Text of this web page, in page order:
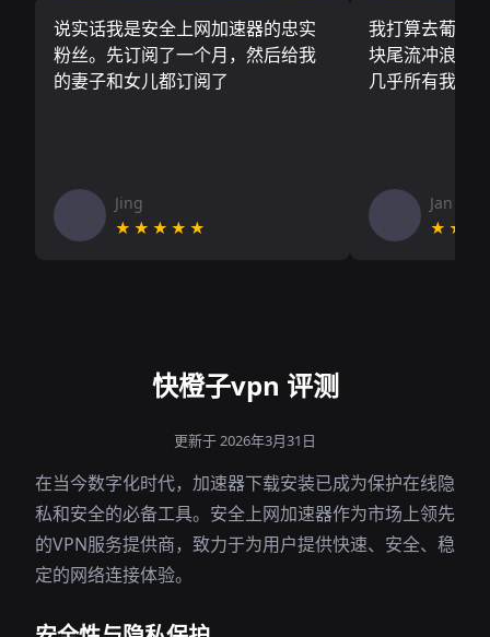
说实话我是安全上网加速器的忠实
粉丝。先订阅了一个月，然后给我
的妻子和女儿都订阅了
Jing
★★★★★
我打算去葡萄
块尾流冲浪板
几乎所有我需
Jan V
快橙子vpn 评测
更新于 2026年3月31日
在当今数字化时代，加速器下载安装已成为保护在线隐
私和安全的必备工具。安全上网加速器作为市场上领先
的VPN服务提供商，致力于为用户提供快速、安全、稳
定的网络连接体验。